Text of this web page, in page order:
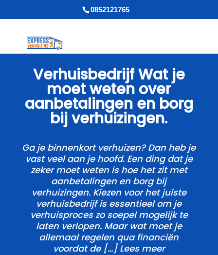
0852121765
Verhuisbedrijf Wat je
moet weten over
aanbetalingen en borg
bij verhuizingen.​
Ga je binnenkort verhuizen? Dan heb je
vast veel aan je hoofd.​ Een ding dat je
zeker moet weten is hoe het zit met
aanbetalingen en borg bij
verhuizingen.​ Kiezen voor het juiste
verhuisbedrijf is essentieel om je
verhuisproces zo soepel mogelijk te
laten verlopen.​ Maar wat moet je
allemaal regelen qua financiën
voordat de […] Lees meer